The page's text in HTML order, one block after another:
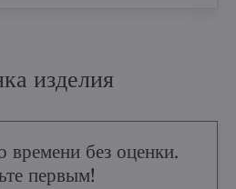
изделия
времени без оценки.
первым!